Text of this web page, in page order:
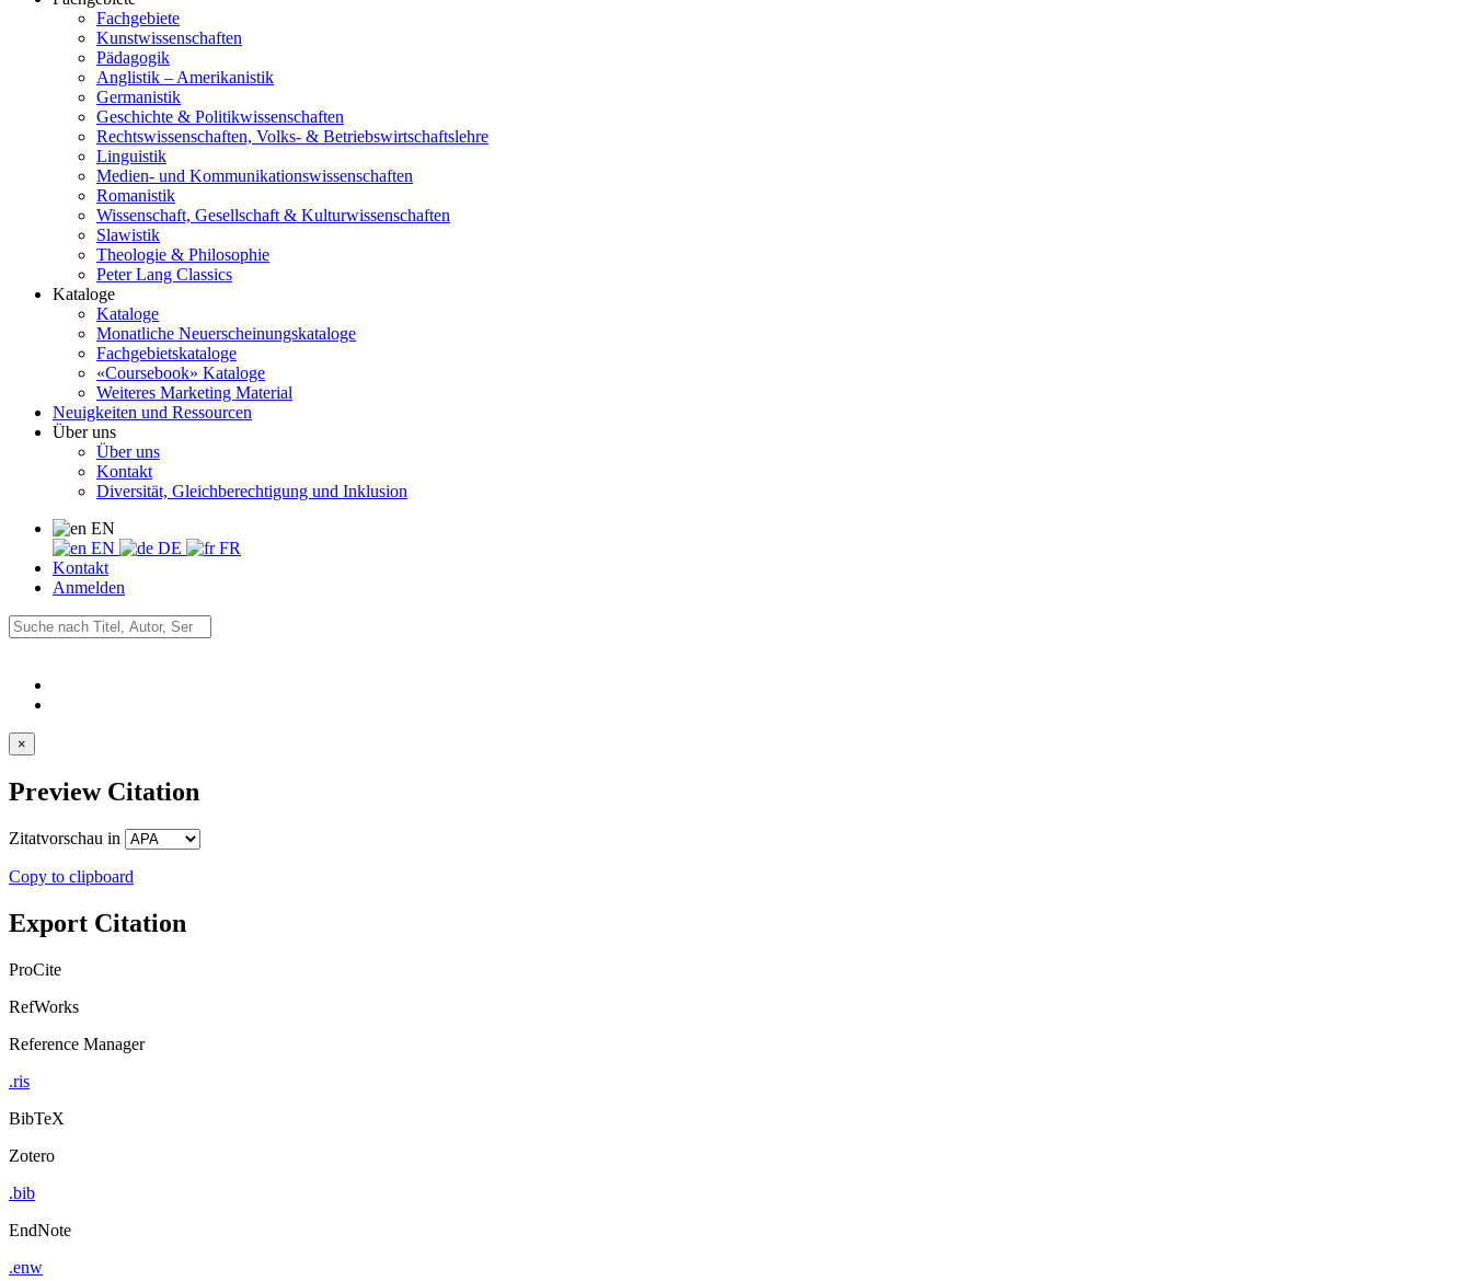
Fachgebiete
Kunstwissenschaften
Pädagogik
Anglistik – Amerikanistik
Germanistik
Geschichte & Politikwissenschaften
Rechtswissenschaften, Volks- & Betriebswirtschaftslehre
Linguistik
Medien- und Kommunikationswissenschaften
Romanistik
Wissenschaft, Gesellschaft & Kulturwissenschaften
Slawistik
Theologie & Philosophie
Peter Lang Classics
Kataloge
Kataloge
Monatliche Neuerscheinungskataloge
Fachgebietskataloge
«Coursebook» Kataloge
Weiteres Marketing Material
Neuigkeiten und Ressourcen
Über uns
Über uns
Kontakt
Diversität, Gleichberechtigung und Inklusion
EN
EN
DE
FR
Kontakt
Anmelden
×
Preview Citation
Zitatvorschau in
Copy to clipboard
Export Citation
ProCite
RefWorks
Reference Manager
.ris
BibTeX
Zotero
.bib
EndNote
.enw